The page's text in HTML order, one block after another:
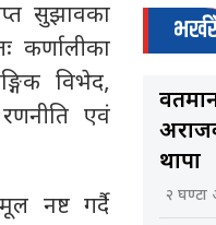
सुझावका
कर्णालीका
विभेद,
एवं
नष्ट गर्दै
भर्खरै
थापा
२ घण्टा